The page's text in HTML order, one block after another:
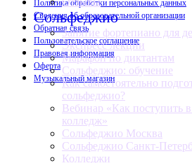
Политика обработки персональных данных
Сведения об образовательной организации
Обратная связь
Пользовательское соглашение
Правовая информация
Оферта
Музыкальный магазин
Сольфеджио
Занятие фортепиано для
Экспресс лекции
Марафон по диктантам
Сольфеджио: обучение
Как самостоятельно
сольфеджио?
Вебинар «Как поступить
колледж»
Сольфеджио Москва
Сольфеджио Санкт-
Колледжи